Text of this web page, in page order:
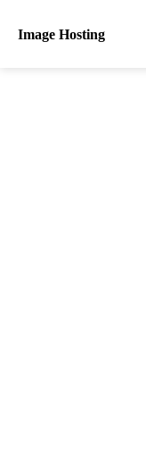
Image Hosting